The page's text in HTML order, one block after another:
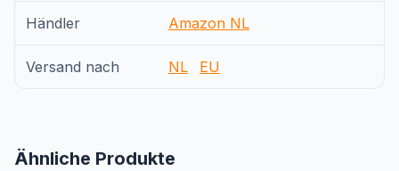
Händler Amazon NL
Versand nach NL EU
Ähnliche Produkte